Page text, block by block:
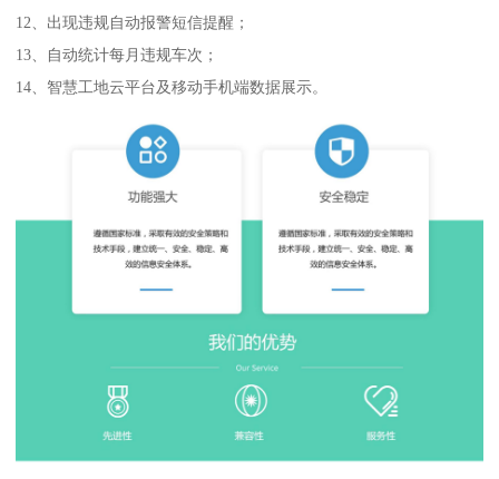
12、出现违规自动报警短信提醒；
13、自动统计每月违规车次；
14、智慧工地云平台及移动手机端数据展示。